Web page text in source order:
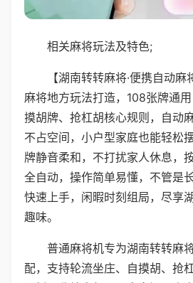
相关麻将玩法及特色;
【湖南转转麻将·便携自动
麻将地方玩法打造，108张牌通
摸胡牌、抢杠胡核心规则，自动
不占空间，小户型家庭也能轻松
牌静音柔和，不打扰家人休息，
全自动，操作简单易懂，不管是
快速上手，闲暇时刻组局，尽享
趣味。
普通麻将机专为湖南转转麻
配，支持轮流坐庄、自摸胡、抢